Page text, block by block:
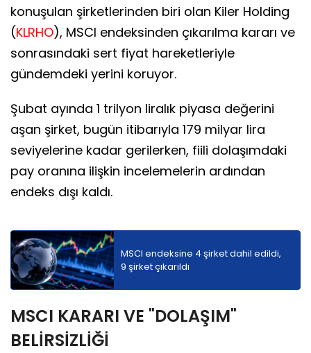
konuşulan şirketlerinden biri olan Kiler Holding
(KLRHO), MSCI endeksinden çıkarılma kararı ve
sonrasındaki sert fiyat hareketleriyle
gündemdeki yerini koruyor.
Şubat ayında 1 trilyon liralık piyasa değerini
aşan şirket, bugün itibarıyla 179 milyar lira
seviyelerine kadar gerilerken, fiili dolaşımdaki
pay oranına ilişkin incelemelerin ardından
endeks dışı kaldı.
MSCI endeksine 4 şirket dahil edildi,
9 şirket çıkarıldı
MSCI KARARI VE "DOLAŞIM"
BELİRSİZLİĞİ